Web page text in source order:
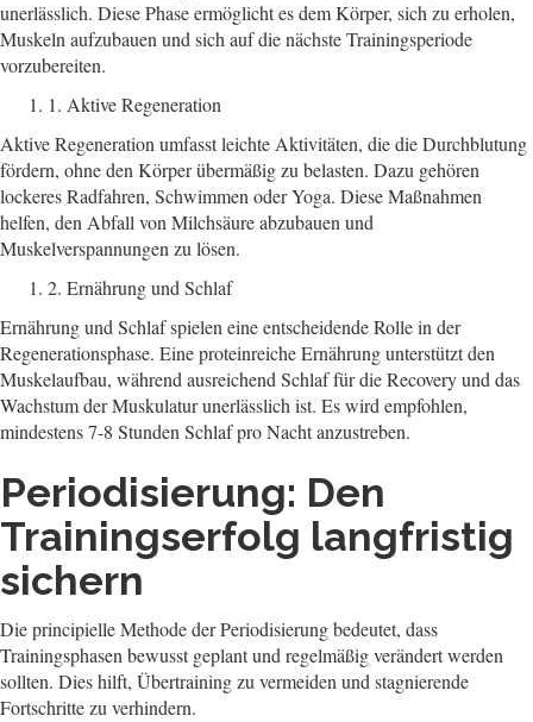
unerlässlich. Diese Phase ermöglicht es dem Körper, sich zu erholen,
Muskeln aufzubauen und sich auf die nächste Trainingsperiode
vorzubereiten.
1. Aktive Regeneration
Aktive Regeneration umfasst leichte Aktivitäten, die die Durchblutung
fördern, ohne den Körper übermäßig zu belasten. Dazu gehören
lockeres Radfahren, Schwimmen oder Yoga. Diese Maßnahmen
helfen, den Abfall von Milchsäure abzubauen und
Muskelverspannungen zu lösen.
2. Ernährung und Schlaf
Ernährung und Schlaf spielen eine entscheidende Rolle in der
Regenerationsphase. Eine proteinreiche Ernährung unterstützt den
Muskelaufbau, während ausreichend Schlaf für die Recovery und das
Wachstum der Muskulatur unerlässlich ist. Es wird empfohlen,
mindestens 7-8 Stunden Schlaf pro Nacht anzustreben.
Periodisierung: Den
Trainingserfolg langfristig
sichern
Die principielle Methode der Periodisierung bedeutet, dass
Trainingsphasen bewusst geplant und regelmäßig verändert werden
sollten. Dies hilft, Übertraining zu vermeiden und stagnierende
Fortschritte zu verhindern.